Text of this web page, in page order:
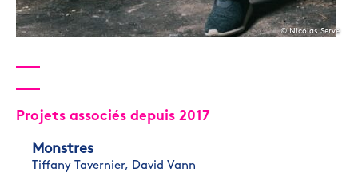
© Nicolas Serve
Projets associés depuis 2017
Monstres
Tiffany Tavernier, David Vann